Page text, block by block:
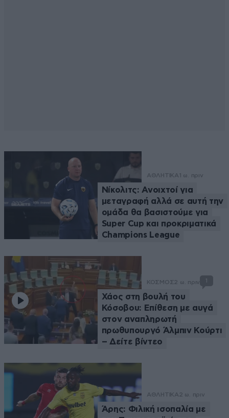
ΑΘΛΗΤΙΚΑ 1 ω. πριν
Νίκολιτς: Ανοιχτοί για
μεταγραφή αλλά σε αυτή την
ομάδα θα βασιστούμε για
Super Cup και προκριματικά
Champions League
ΚΟΣΜΟΣ2 ω. πριν 1
Χάος στη βουλή του
Κόσοβου: Επίθεση με αυγά
στον αναπληρωτή
πρωθυπουργό Άλμπιν Κούρτι
– Δείτε βίντεο
ΑΘΛΗΤΙΚΑ2 ω. πριν
Άρης: Φιλική ισοπαλία με